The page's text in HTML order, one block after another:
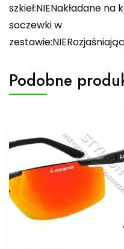
szkieł:NIENakładane
soczewki w
Podobne